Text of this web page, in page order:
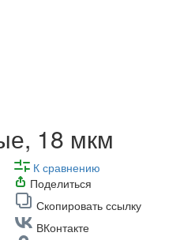
18 мкм
К сравнению
Поделиться
Скопировать ссылку
ВКонтакте